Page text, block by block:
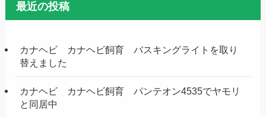
最近の投稿
カナヘビ カナヘビ飼育 バスキングライトを取り
替えました
カナヘビ カナヘビ飼育 パンテオン4535でヤモリ
と同居中